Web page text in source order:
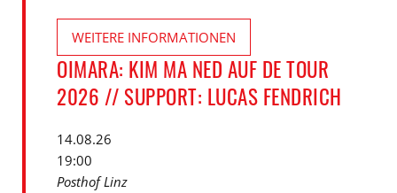
WEITERE INFORMATIONEN
OIMARA: KIM MA NED AUF DE TOUR
2026 // SUPPORT: LUCAS FENDRICH
14.08.26
19:00
Posthof Linz